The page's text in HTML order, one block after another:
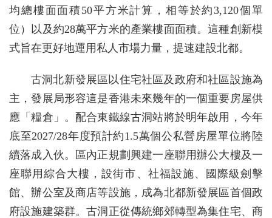
均總樓面面積50平方米計算，相等於約3,120個單
位）以及約28萬平方米的產業樓面面積。這種創新模
式旨在更好地運用私人市場力量，提速建設北都。
古洞北新發展區以住宅社區及政府和社區設施為
主，發展局形容這是香港未來幾年的一個重要房屋供
應「糧倉」。配合東鐵線古洞站將於明年啟用，今年
底至2027/28年度預計約1.5萬個公私營房屋單位將陸
續落成入伙。區內正規劃興建一座聯用辦公大樓及一
座聯用綜合大樓，設街市、社福設施、國際級劍擊
館、辦公室及商店等設施，成為北都新發展區首個政
府設施建築群。古洞正從傳統鄉郊轉型為集住宅、商